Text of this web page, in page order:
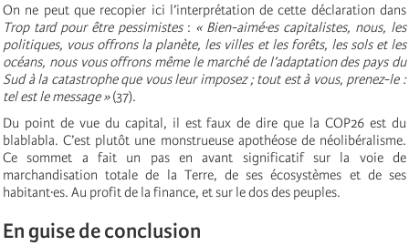
On ne peut que recopier ici l’interprétation de cette déclaration dans
Trop tard pour être pessimistes: « Bien-aimé∙es capitalistes, nous, les
politiques, vous offrons la planète, les villes et les forêts, les sols et les
océans, nous vous offrons même le marché de l’adaptation des pays du
Sud à la catastrophe que vous leur imposez ; tout est à vous, prenez-le :
tel est le message »(37).
Du point de vue du capital, il est faux de dire que la COP26 est du
blablabla. C’est plutôt une monstrueuse apothéose de néolibéralisme.
Ce sommet a fait un pas en avant significatif sur la voie de
marchandisation totale de la Terre, de ses écosystèmes et de ses
habitant∙es. Au profit de la finance, et sur le dos des peuples.
En guise de conclusion